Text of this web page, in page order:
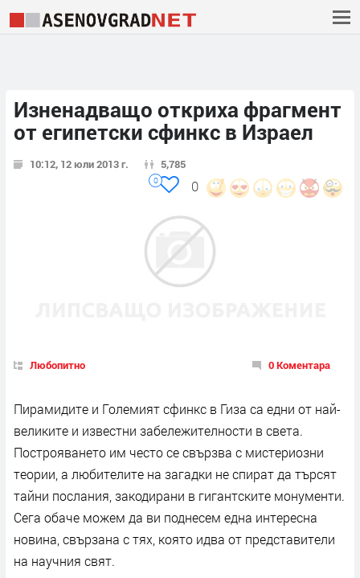
Изненадващо откриха фрагмент
от египетски сфинкс в Израел
10:12, 12 юли 2013 г. 5,785
0
0
Любопитно 0 Коментара
Пирамидите и Големият сфинкс в Гиза са едни от най-
великите и известни забележителности в света.
Построяването им често се свързва с мистериозни
теории, а любителите на загадки не спират да търсят
тайни послания, закодирани в гигантските монументи.
Сега обаче можем да ви поднесем една интересна
новина, свързана с тях, която идва от представители
на научния свят.